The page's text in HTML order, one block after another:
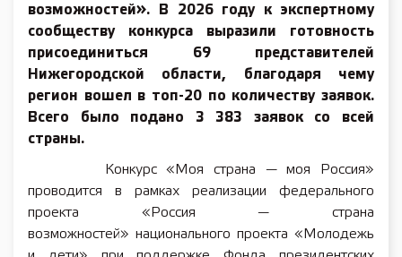
возможностей». В 2026 году к экспертному
сообществу конкурса выразили готовность
присоединиться 69 представителей
Нижегородской области, благодаря чему
регион вошел в топ-20 по количеству заявок.
Всего было подано 3 383 заявок со всей
страны.
Конкурс «Моя страна — моя Россия»
проводится в рамках реализации федерального
проекта «Россия — страна
возможностей» национального проекта «Молодежь